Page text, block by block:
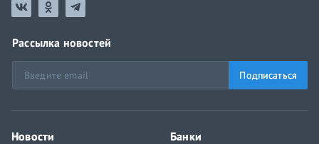
Рассылка новостей
Подписаться
Новости Банки